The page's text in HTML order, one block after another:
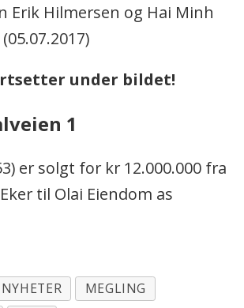
Erik Hilmersen og Hai Minh
under bildet!
1
er solgt for kr 12.000.000 fra
til Olai Eiendom as
NYHETER
MEGLING